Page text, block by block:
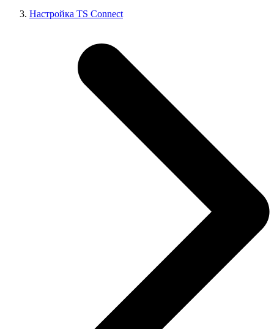
Настройка TS Connect